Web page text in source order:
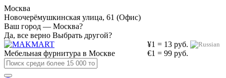
Москва
Новочерёмушкинская улица, 61 (Офис)
Ваш город — Москва?
Да, все верно Выбрать другой?
¥1 = 13 руб.
€1 = 99 руб.
Мебельная фурнитура в Москве